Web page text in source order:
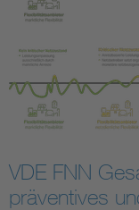
VDE FNN
präventives